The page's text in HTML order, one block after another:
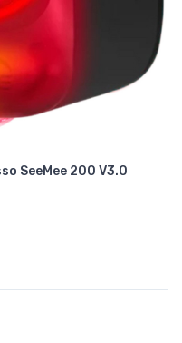
SeeMee 200 V3.0